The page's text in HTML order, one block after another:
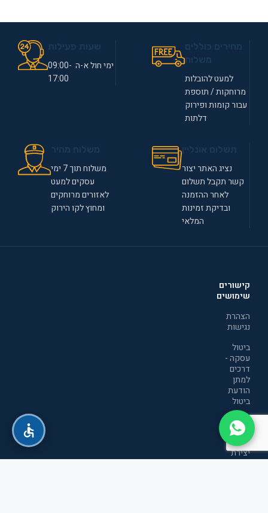
למעט להובלות
מרוחקות / תוספת
עבור קומות ופירוק
דלתות
ימי חול א-ה 09:00-
17:00
נציג האתר יצור
קשר תקבל תשלום
לאחר ההזמנה
ובדיקת זמינות
המלאי
משלוח תוך 7 ימי
עסקים למעט
לאזורים מרוחקים
ומחוץ לקו הירוק
קישורים
שימושים
הצהרת
נגישות
ביטול
עסקה -
דרכים
למתן
הודעת
ביטול
מדיניות
הפרטיות
יצירת